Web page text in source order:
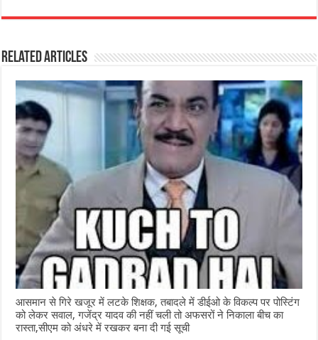
c
e
b
o
o
k
at
s
A
p
ss
n
g
e
itt
r
e
ra
m
ar
Related Articles
आसमान से गिरे खजूर में लटके शिक्षक, तबादले में डीईओ के विकल्प पर पोस्टिंग
को लेकर सवाल, गजेंद्र यादव की नहीं चली तो अफसरों ने निकाला बीच का
रास्ता,सीएम को अंधरे में रखकर बना दी गई सूची